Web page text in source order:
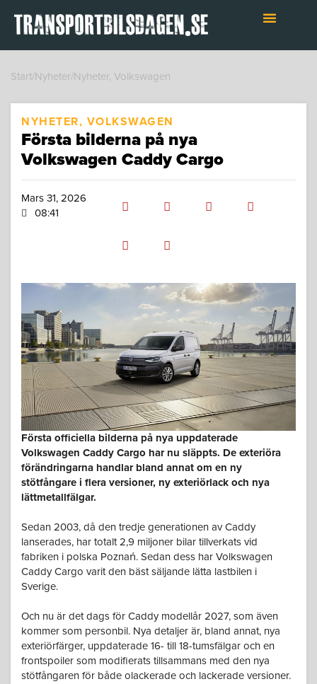
innehåll
Start/Nyheter/Nyheter, Volkswagen
NYHETER, VOLKSWAGEN
Första bilderna på nya
Volkswagen Caddy Cargo
Mars 31, 2026
08:41
Första officiella bilderna på nya uppdaterade
Volkswagen Caddy Cargo har nu släppts. De exteriöra
förändringarna handlar bland annat om en ny
stötfångare i flera versioner, ny exteriörlack och nya
lättmetallfälgar.
Sedan 2003, då den tredje generationen av Caddy
lanserades, har totalt 2,9 miljoner bilar tillverkats vid
fabriken i polska Poznań. Sedan dess har Volkswagen
Caddy Cargo varit den bäst säljande lätta lastbilen i
Sverige.
Och nu är det dags för Caddy modellår 2027, som även
kommer som personbil. Nya detaljer är, bland annat, nya
exteriörfärger, uppdaterade 16- till 18-tumsfälgar och en
frontspoiler som modifierats tillsammans med den nya
stötfångaren för både olackerade och lackerade versioner.